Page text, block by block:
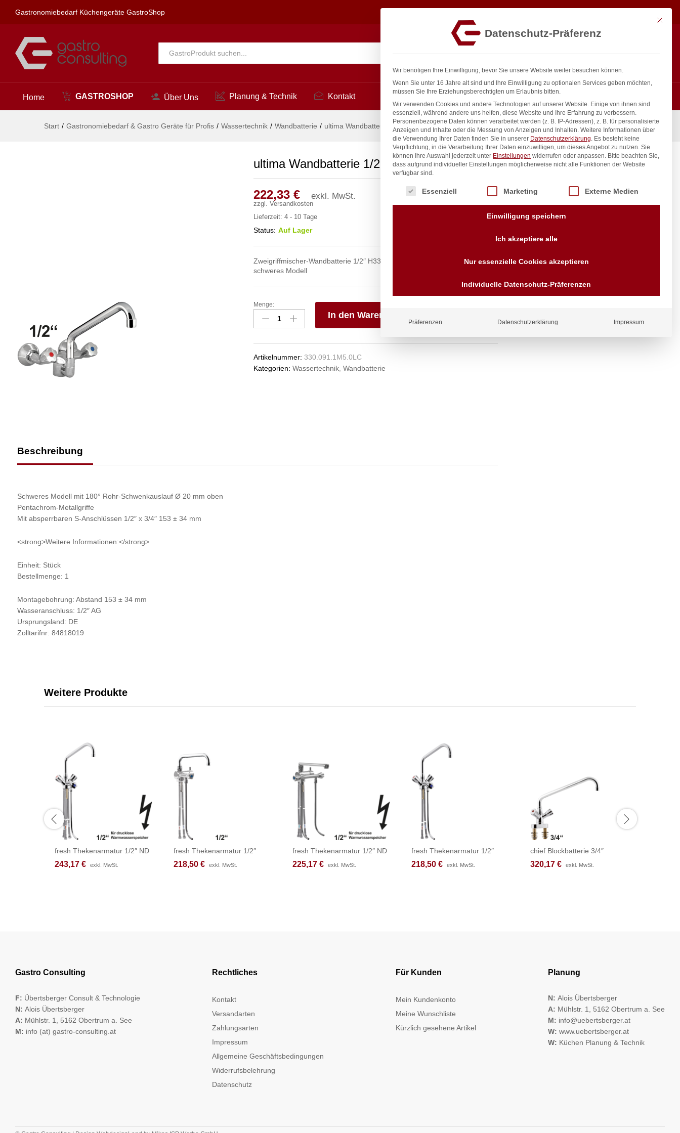
Gastronomiebedarf Küchengeräte GastroShop
Alle Suchen
Home GASTROSHOP Über Uns Planung & Technik Kontakt
Start / Gastronomiebedarf & Gastro Geräte für Profis / Wassertechnik / Wandbatterie / ultima Wandbatterie 1/2″
ultima Wandbatterie 1/2″
222,33 € exkl. MwSt.
zzgl. Versandkosten
Lieferzeit: 4 - 10 Tage
Status: Auf Lager
Zweigriffmischer-Wandbatterie 1/2″ H330 180° Rohr-Schwenkauslauf
schweres Modell
ultima
Wandbatterie
1/2"
Menge:
In den Warenkorb
Artikelnummer: 330.091.1M5.0LC
Kategorien: Wassertechnik, Wandbatterie
Beschreibung
Schweres Modell mit 180° Rohr-Schwenkauslauf Ø 20 mm oben
Pentachrom-Metallgriffe
Mit absperrbaren S-Anschlüssen 1/2″ x 3/4″ 153 ± 34 mm
<strong>Weitere Informationen:</strong>
Einheit: Stück
Bestellmenge: 1
Montagebohrung: Abstand 153 ± 34 mm
Wasseranschluss: 1/2″ AG
Ursprungsland: DE
Zolltarifnr: 84818019
inkl. / exkl. MwSt.
Anfragen
Wir sind seit über 40 Jahren
für Sie da
Vorrauskasse Paypal,
Kreditkarte, Direkt
Weitere Produkte
fresh Thekenarmatur 1/2″ ND
243,17 € exkl. MwSt.
243,17 € exkl. MwSt.
fresh Thekenarmatur 1/2″
218,50 € exkl. MwSt.
218,50 € exkl. MwSt.
fresh Thekenarmatur 1/2″ ND
225,17 € exkl. MwSt.
225,17 € exkl. MwSt.
fresh Thekenarmatur 1/2″
218,50 € exkl. MwSt.
218,50 € exkl. MwSt.
chief Blockbatterie 3/4″
320,17 € exkl. MwSt.
320,17 € exkl. MwSt.
Gastro Consulting
F: Übertsberger Consult & Technologie
N: Alois Übertsberger
A: Mühlstr. 1, 5162 Obertrum a. See
M: info (at) gastro-consulting.at
Rechtliches
Kontakt
Versandarten
Zahlungsarten
Impressum
Allgemeine Geschäftsbedingungen
Widerrufsbelehrung
Datenschutz
Für Kunden
Mein Kundenkonto
Meine Wunschliste
Kürzlich gesehene Artikel
Planung
N: Alois Übertsberger
A: Mühlstr. 1, 5162 Obertrum a. See
M: info@uebertsberger.at
W: www.uebertsberger.at
W: Küchen Planung & Technik
Beschreibung
222,33€ exkl. MwSt. In den Warenkorb
Mit
Datenschutz-Präferenz
Wir benötigen Ihre Einwilligung, bevor Sie unsere Website weiter besuchen können.
Wenn Sie unter 16 Jahre alt sind und Ihre Einwilligung zu optionalen Services geben möchten,
müssen Sie Ihre Erziehungsberechtigten um Erlaubnis bitten.
Wir verwenden Cookies und andere Technologien auf unserer Website. Einige von ihnen sind
essenziell, während andere uns helfen, diese Website und Ihre Erfahrung zu verbessern.
Personenbezogene Daten können verarbeitet werden (z. B. IP-Adressen), z. B. für personalisierte
Anzeigen und Inhalte oder die Messung von Anzeigen und Inhalten. Weitere Informationen über
die Verwendung Ihrer Daten finden Sie in unserer Datenschutzerklärung. Es besteht keine
Verpflichtung, in die Verarbeitung Ihrer Daten einzuwilligen, um dieses Angebot zu nutzen. Sie
können Ihre Auswahl jederzeit unter Einstellungen widerrufen oder anpassen. Bitte beachten Sie,
dass aufgrund individueller Einstellungen möglicherweise nicht alle Funktionen der Website
verfügbar sind.
Es folgt eine Liste der Service-Gruppen, für die eine Einwilligung erteilt werden kann.
Essenziell Marketing Externe Medien
Einwilligung speichern
Ich akzeptiere alle
Nur essenzielle Cookies akzeptieren
Individuelle Datenschutz-Präferenzen
Präferenzen Datenschutzerklärung Impressum